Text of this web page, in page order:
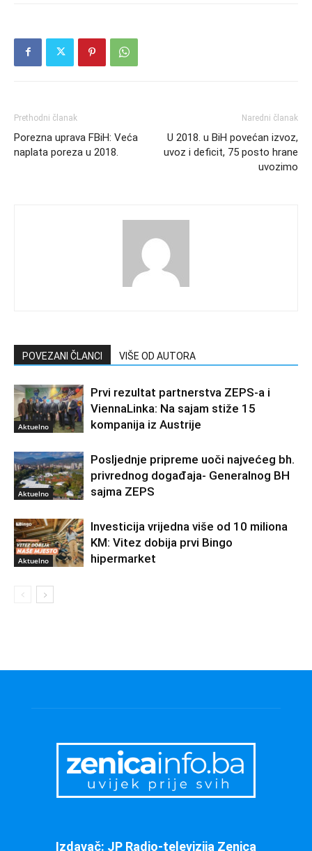
Prethodni članak
Porezna uprava FBiH: Veća
naplata poreza u 2018.
Naredni članak
U 2018. u BiH povećan izvoz,
uvoz i deficit, 75 posto hrane
uvozimo
POVEZANI ČLANCI VIŠE OD AUTORA
Aktuelno
Prvi rezultat partnerstva ZEPS-a i
ViennaLinka: Na sajam stiže 15
kompanija iz Austrije
Aktuelno
Posljednje pripreme uoči najvećeg bh.
privrednog događaja- Generalnog BH
sajma ZEPS
Aktuelno
Investicija vrijedna više od 10 miliona
KM: Vitez dobija prvi Bingo
hipermarket
Izdavač: JP Radio-televizija Zenica